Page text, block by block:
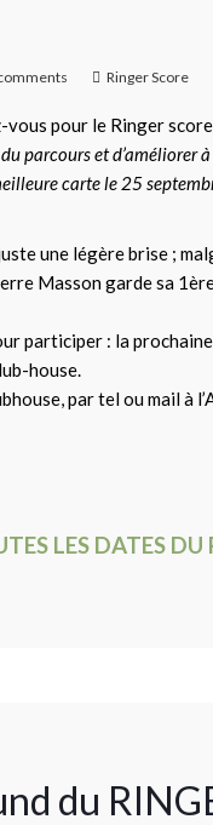
Ringer Score
pour le Ringer
parcours et d’améliorer
carte le 25
une légère brise ;
Masson garde sa
participer : la
house.
par tel ou mail à
LES DATES DU
du